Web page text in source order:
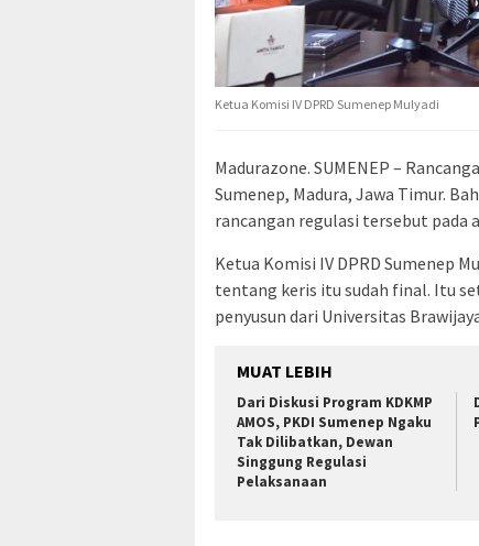
Ketua Komisi IV DPRD Sumenep Mulyadi
Madurazone. SUMENEP –
Sumenep, Madura, Jawa Timur.
rancangan regulasi tersebut pada
Ketua Komisi IV DPRD Sumenep
tentang keris itu sudah final. Itu
penyusun dari Universitas
MUAT LEBIH
Dari Diskusi Program KDKMP
AMOS, PKDI Sumenep Ngaku
Tak Dilibatkan, Dewan
Singgung Regulasi
Pelaksanaan